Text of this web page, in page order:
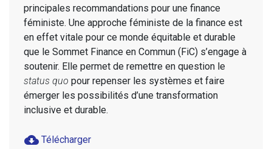
principales recommandations pour une finance
féministe. Une approche féministe de la finance est
en effet vitale pour ce monde équitable et durable
que le Sommet Finance en Commun (FiC) s’engage à
soutenir. Elle permet de remettre en question le
status quo pour repenser les systèmes et faire
émerger les possibilités d’une transformation
inclusive et durable.
cloud_download Télécharger